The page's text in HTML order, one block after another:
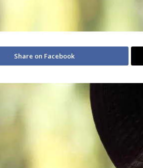
Share on Facebook